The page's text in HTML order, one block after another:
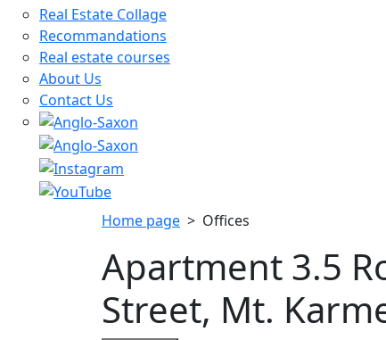
Real Estate Collage
Recommandations
Real estate courses
About Us
Contact Us
Home page > Offices
Apartment 3.5
Street, Mt.